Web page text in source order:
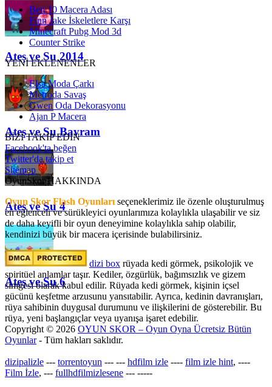
Ateş ve Su 2014
Ateş ve Su Bayram
Ateş ve Su 4
Ateş ve Su 6
Ben 10 Macera Adası
Finn Jake İskeletlere Karşı
Minecraft Pubg Mod 3d
Counter Strike
YENİ EKLENENLER
Elsa Moda Çarkı
Metroda Savaş
Gwen Oda Dekorasyonu
Ajan P Macera
BİZİ TAKİP EDİN
Facebook'ta beğen
Twitter'da takip et
Sitemap
OyunSkor HAKKINDA
Oyun Skor Flash Oyunları seçeneklerimiz ile özenle oluşturulmuş
en eğlenceli ve sürükleyici oyunlarımıza kolaylıkla ulaşabilir ve siz
de daha keyifli bir oyun deneyimine kolaylıkla sahip olabilir,
kendinizi büyük bir macera içerisinde bulabilirsiniz.
dizi box rüyada kedi görmek​, psikolojik ve
spiritüel anlamlar taşır. Kediler, özgürlük, bağımsızlık ve gizem
simgesi olarak kabul edilir. Rüyada kedi görmek, kişinin içsel
gücünü keşfetme arzusunu yansıtabilir. Ayrıca, kedinin davranışları,
rüya sahibinin duygusal durumunu ve ilişkilerini de gösterebilir. Bu
rüya, yeni başlangıçlar veya uyanışa işaret edebilir.
Copyright © 2026 OYUN SKOR – Oyun Oyna Ücretsiz Bütün
Oyunlar- Tüm hakları saklıdır.
dizipalizle --- torrentoyun --- --- hdfilm izle ---- film izle hint, ----
Film İzle, --- fullhdfilmizlesene --- -----